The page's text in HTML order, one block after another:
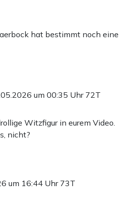
hat bestimmt noch eine
um 00:35 Uhr 72T
Witzfigur in eurem Video.
nicht?
um 16:44 Uhr 73T